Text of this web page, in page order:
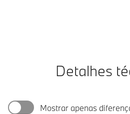
Detalhes
Mostrar apenas